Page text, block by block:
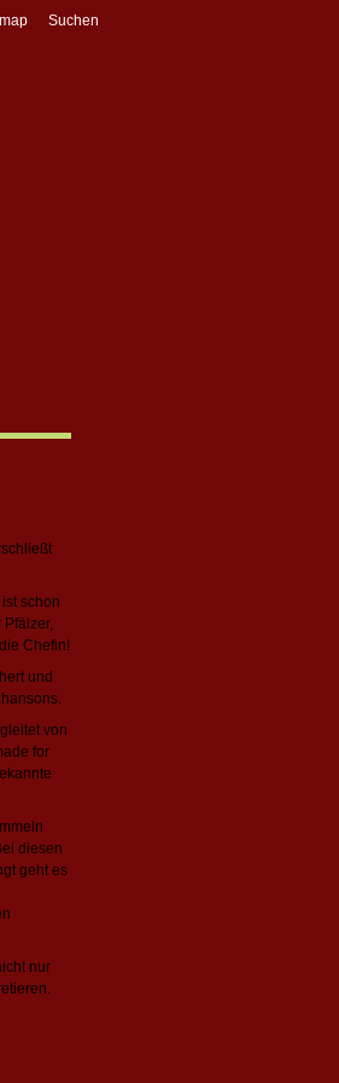
Suchen
schon
Chefin!
und
von
for
diesen
geht es
nur